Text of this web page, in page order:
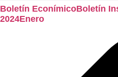
Boletín EconímicoBoletín
2024Enero